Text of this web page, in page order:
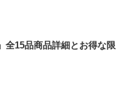
全15品商品詳細とお得な限